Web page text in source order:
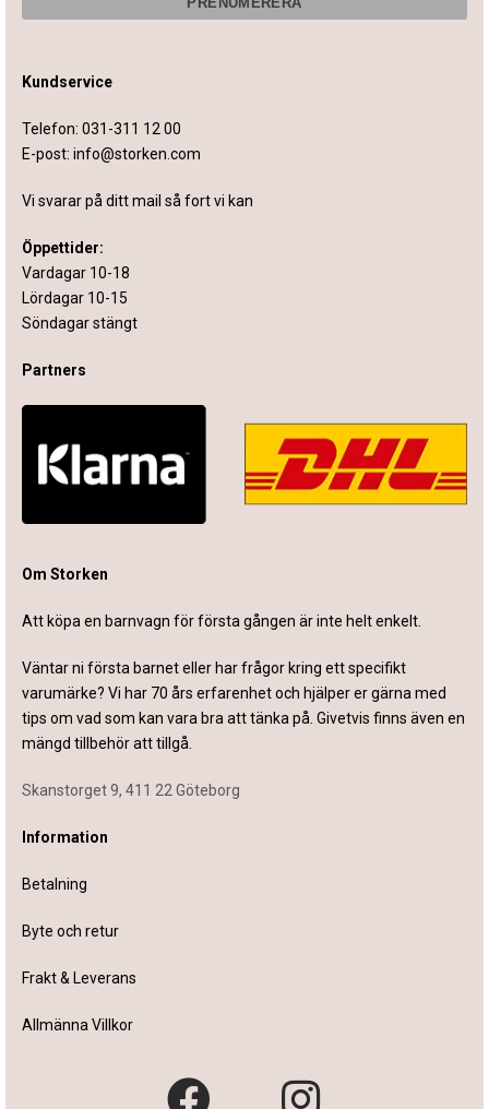
Kundservice
Telefon: 031-311 12 00
E-post: info@storken.com
Vi svarar på ditt mail så fort vi kan
Öppettider:
Vardagar 10-18
Lördagar 10-15
Söndagar stängt
Partners
Om Storken
Att köpa en barnvagn för första gången är inte helt enkelt.
Väntar ni första barnet eller har frågor kring ett specifikt
varumärke? Vi har 70 års erfarenhet och hjälper er gärna med
tips om vad som kan vara bra att tänka på. Givetvis finns även en
mängd tillbehör att tillgå.
Skanstorget 9, 411 22 Göteborg
Information
Betalning
Byte och retur
Frakt & Leverans
Allmänna Villkor